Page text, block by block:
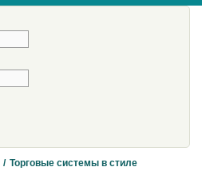
/ Торговые системы в стиле